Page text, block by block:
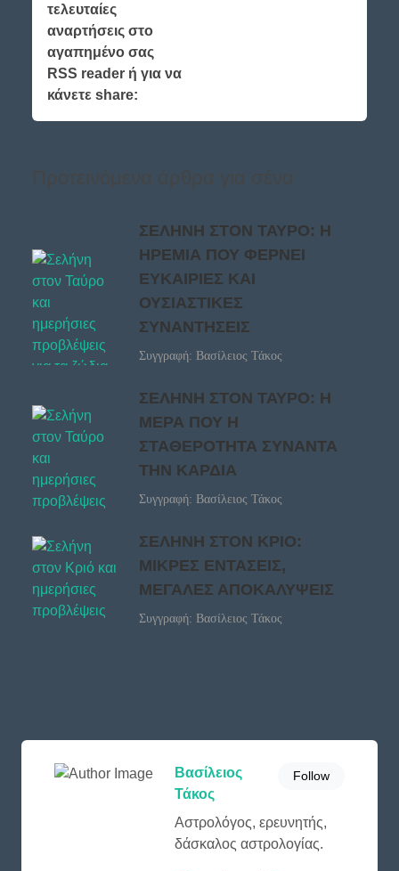
τελευταίες
αναρτήσεις στο
αγαπημένο σας
RSS reader ή για να
κάνετε share:
ΣΕΛΗΝΗ ΣΤΟΝ ΤΑΥΡΟ: Η
ΗΡΕΜΙΑ ΠΟΥ ΦΕΡΝΕΙ
ΕΥΚΑΙΡΙΕΣ ΚΑΙ
ΟΥΣΙΑΣΤΙΚΕΣ
ΣΥΝΑΝΤΗΣΕΙΣ
Συγγραφή: Βασίλειος Τάκος
ΣΕΛΗΝΗ ΣΤΟΝ ΤΑΥΡΟ: Η
ΜΕΡΑ ΠΟΥ Η
ΣΤΑΘΕΡΟΤΗΤΑ ΣΥΝΑΝΤΑ
ΤΗΝ ΚΑΡΔΙΑ
Συγγραφή: Βασίλειος Τάκος
ΣΕΛΗΝΗ ΣΤΟΝ ΚΡΙΟ:
ΜΙΚΡΕΣ ΕΝΤΑΣΕΙΣ,
ΜΕΓΑΛΕΣ ΑΠΟΚΑΛΥΨΕΙΣ
Συγγραφή: Βασίλειος Τάκος
Βασίλειος
Τάκος
Follow
Αστρολόγος, ερευνητής,
δάσκαλος αστρολογίας.